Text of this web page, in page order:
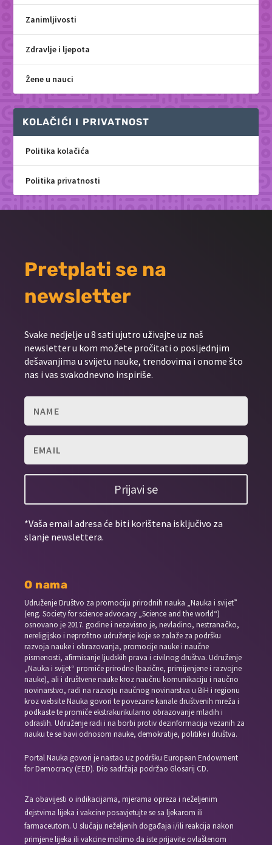
Zanimljivosti
Zdravlje i ljepota
Žene u nauci
KOLAČIĆI I PRIVATNOST
Politika kolačića
Politika privatnosti
Pretplati se na
newsletter
Svake nedjelje u 8 sati ujutro uživajte uz naš
newsletter u kom možete pročitati o posljednjim
dešavanjima u svijetu nauke, trendovima i onome što
nas i vas svakodnevno inspiriše.
Prijavi se
*Vaša email adresa će biti korištena isključivo za
slanje newslettera.
O nama
Udruženje Društvo za promociju prirodnih nauka „Nauka i svijet”
(eng. Society for science advocacy „Science and the world“)
osnovano je 2017. godine i nezavisno je, nevladino, nestranačko,
nereligijsko i neprofitno udruženje koje se zalaže za podršku
razvoja nauke i obrazovanja, promocije nauke i naučne
pismenosti, afirmisanje ljudskih prava i civilnog društva. Udruženje
„Nauka i svijet“ promiče prirodne (bazične, primijenjene i razvojne
nauke), ali i društvene nauke kroz naučnu komunikaciju i naučno
novinarstvo, radi na razvoju naučnog novinarstva u BiH i regionu
kroz website Nauka govori te povezane kanale društvenih mreža i
podkaste te promiče ekstrakurikularno obrazovanje mladih i
odraslih. Udruženje radi i na borbi protiv dezinformacija vezanih za
nauku te se bavi odnosom nauke, demokratije, politike i društva.
Portal Nauka govori je nastao uz podršku European Endowment
for Democracy (EED). Dio sadržaja podržao Glosarij CD.
Za obavijesti o indikacijama, mjerama opreza i neželjenim
dejstvima lijeka i vakcine posavjetujte se sa ljekarom ili
farmaceutom. U slučaju neželjenih događaja i/ili reakcija nakon
primjene lijeka ili vakcine molimo da iste prijavite ovlaštenom